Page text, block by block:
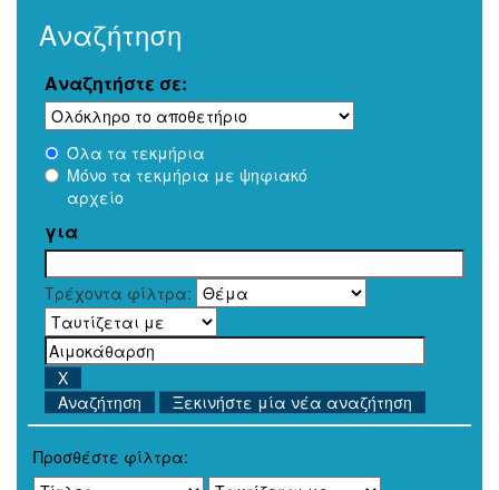
Αναζήτηση
Αναζητήστε σε:
Όλα τα τεκμήρια
Μόνο τα τεκμήρια με ψηφιακό
αρχείο
για
Τρέχοντα φίλτρα:
Ξεκινήστε μία νέα αναζήτηση
Προσθέστε φίλτρα: